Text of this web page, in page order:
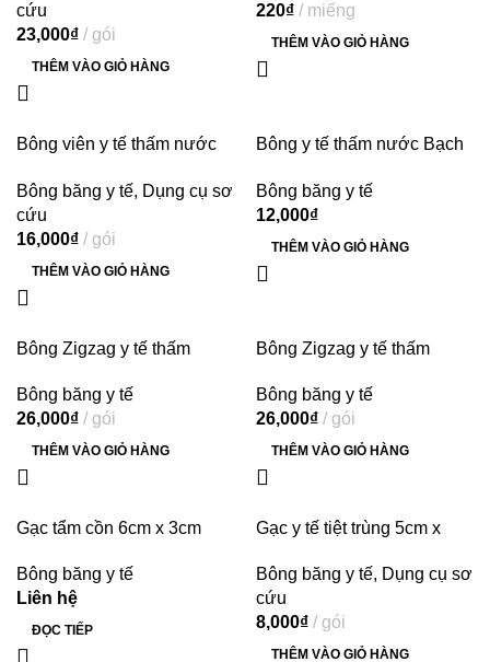
cứu
23,000₫ gói
THÊM VÀO GIỎ HÀNG
220₫ miếng
THÊM VÀO GIỎ HÀNG
Bông viên y tế thấm nước
thương(50g)
Bông băng y tế, Dụng cụ sơ
cứu
16,000₫ gói
THÊM VÀO GIỎ HÀNG
Bông y tế thấm nước Bạch
cá nhân và y tế (45g)
Bông băng y tế
12,000₫
THÊM VÀO GIỎ HÀNG
Bông Zigzag y tế thấm
trong chăm sóc cá nhân và
y tế (100g)
Bông băng y tế
26,000₫ gói
THÊM VÀO GIỎ HÀNG
Bông Zigzag y tế thấm
trong chăm sóc cá nhân và
y tế (100g)
Bông băng y tế
26,000₫ gói
THÊM VÀO GIỎ HÀNG
Gạc tẩm cồn 6cm x 3cm
và chống lại vi khuẩn (100
miếng)
Bông băng y tế
Liên hệ
ĐỌC TIẾP
Gạc y tế tiệt trùng 5cm x
(100 gói)
Bông băng y tế, Dụng cụ sơ
cứu
8,000₫ gói
THÊM VÀO GIỎ HÀNG